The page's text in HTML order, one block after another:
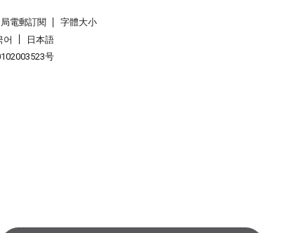
電郵訂閱
字體大小
어
日本語
号